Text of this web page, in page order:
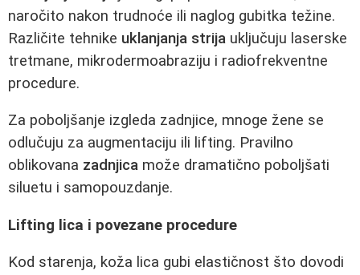
naročito nakon trudnoće ili naglog gubitka težine.
Različite tehnike uklanjanja strija uključuju laserske
tretmane, mikrodermoabraziju i radiofrekventne
procedure.
Za poboljšanje izgleda zadnjice, mnoge žene se
odlučuju za augmentaciju ili lifting. Pravilno
oblikovana zadnjica može dramatično poboljšati
siluetu i samopouzdanje.
Lifting lica i povezane procedure
Kod starenja, koža lica gubi elastičnost što dovodi